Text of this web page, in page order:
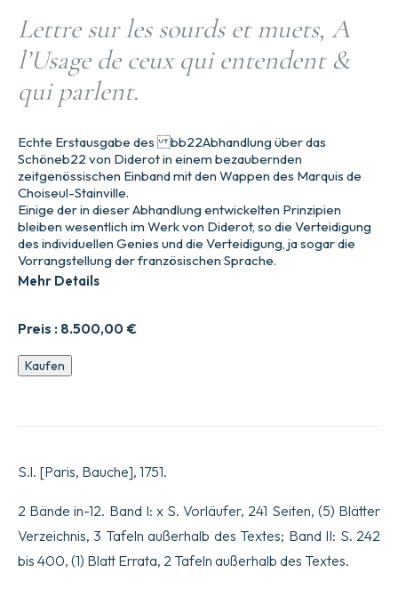
Lettre sur les sourds et muets, A
l’Usage de ceux qui entendent &
qui parlent.
Preis : 8.500,00 €
Echte Erstausgabe des bb22Abhandlung über das
Schöneb22 von Diderot in einem bezaubernden
zeitgenössischen Einband mit den Wappen des Marquis de
Choiseul-Stainville.
Einige der in dieser Abhandlung entwickelten Prinzipien
bleiben wesentlich im Werk von Diderot, so die Verteidigung
des individuellen Genies und die Verteidigung, ja sogar die
Vorrangstellung der französischen Sprache.
Mehr Details
Lettre
sur
l’Usage
ceux
entendent
&
qui
Kaufen
S.l. [Paris, Bauche], 1751.
2 Bände in-12. Band I: x S. Vorläufer, 241 Seiten, (5) Blätter
Verzeichnis, 3 Tafeln außerhalb des Textes; Band II: S. 242
bis 400, (1) Blatt Errata, 2 Tafeln außerhalb des Textes.